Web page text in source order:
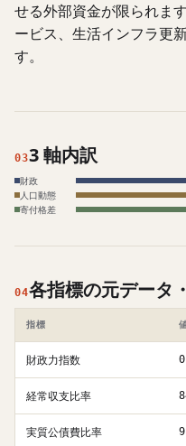
せる外部資金が限られま
ービス、生活インフラ更
す。
033 軸内訳
財政
人口動態
寄付格差
04各指標の元データ
指標
財政力指数
経常収支比率
実質公債費比率